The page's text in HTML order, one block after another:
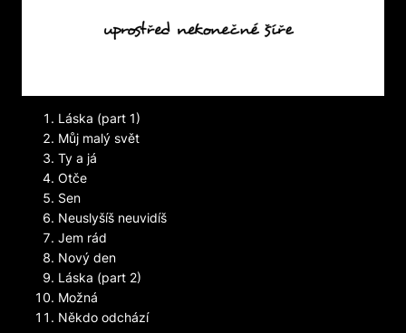
Láska (part 1)
Můj malý svět
Ty a já
Otče
Sen
Neuslyšíš neuvidíš
Jem rád
Nový den
Láska (part 2)
Možná
Někdo odchází